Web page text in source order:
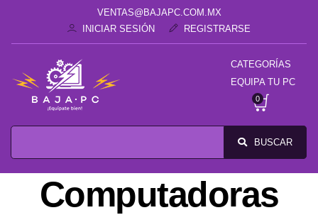
VENTAS@BAJAPC.COM.MX
INICIAR SESIÓN
REGISTRARSE
CATEGORÍAS
EQUIPA TU PC
0
BUSCAR
Computadoras